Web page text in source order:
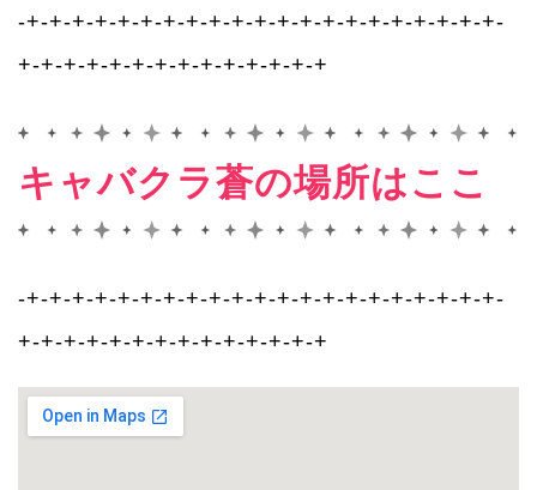
-+-+-+-+-+-+-+-+-+-+-+-+-+-+-+-+-+-+-+-+-+-
+-+-+-+-+-+-+-+-+-+-+-+-+-+
キャバクラ蒼の場所はここ
-+-+-+-+-+-+-+-+-+-+-+-+-+-+-+-+-+-+-+-+-+-
+-+-+-+-+-+-+-+-+-+-+-+-+-+